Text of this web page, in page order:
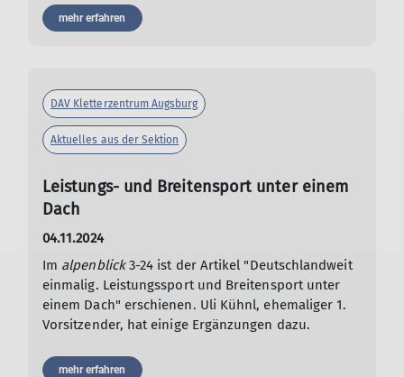
mehr erfahren
DAV Kletterzentrum Augsburg
Aktuelles aus der Sektion
Leistungs- und Breitensport unter einem
Dach
04.11.2024
Im alpenblick3-24 ist der Artikel "Deutschlandweit
einmalig. Leistungssport und Breitensport unter
einem Dach" erschienen. Uli Kühnl, ehemaliger 1.
Vorsitzender, hat einige Ergänzungen dazu.
mehr erfahren